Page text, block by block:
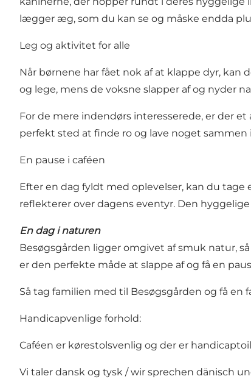
lægger æg, som du kan se og måske endda
Leg og aktivitet for alle
Når børnene har fået nok af at klappe dyr, kan
og lege, mens de voksne slapper af og nyder
For de mere indendørs interesserede, er der
perfekt sted at finde ro og lave noget sammen
En pause i caféen
Efter en dag fyldt med oplevelser, kan du tage
reflekterer over dagens eventyr. Den
En dag i naturen
Besøgsgården ligger omgivet af smuk natur,
er den perfekte måde at slappe af og få en
Så tag familien med til Besøgsgården og få en
Handicapvenlige forhold:
Caféen er kørestolsvenlig og der er
Vi taler dansk og tysk / wir sprechen dänisch